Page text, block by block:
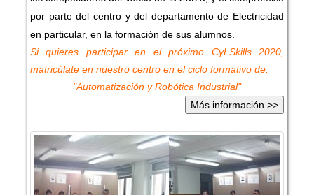
por parte del centro y del departamento de Electricidad
en particular, en la formación de sus alumnos.
Si quieres participar en el próximo CyLSkills 2020,
matricúlate en nuestro centro en el ciclo formativo de:
"Automatización y Robótica Industrial"
Previous Next